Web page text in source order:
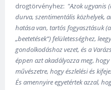
drogtörvényhez: "Azok ugyanis
durva, szentimentális közhelyek,
hatása van, tartós fogyasztásuk
„beetetések”) felületességhez,
gondolkodáshoz vezet, és a
éppen azt akadályozza meg,
művészetre, hogy észlelési és
És amennyire egyetértek azzal,